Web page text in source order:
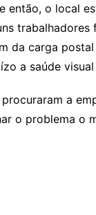
o local
da carga
a saúde
a
o problema